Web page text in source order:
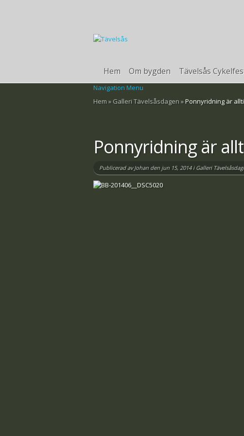
Hem Om bygden Tävelsås
Navigation Menu
Hem » Galleri Tävelsåsdagen »Ponnyridning är
Ponnyridning är
Publicerad avJohan den jun 15, 2014 i Galleri